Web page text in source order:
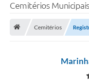
Cemitérios Municipais
Cemitérios